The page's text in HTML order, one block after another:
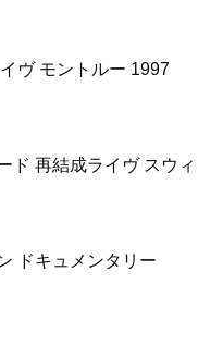
ヴ モントルー 1997
ド 再結成ライヴ スウィ
ドキュメンタリー